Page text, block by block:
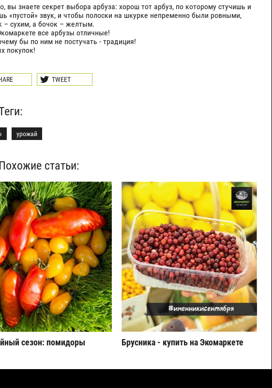
вы знаете секрет выбора арбуза: хорош тот арбуз, по которому стучишь и
«пустой» звук, и чтобы полоски на шкурке непременно были ровными,
– сухим, а бочок – желтым.
все арбузы отличные!
бы по ним не постучать - традиция!
покупок!
урожай
Похожие статьи:
сезон: помидоры Брусника - купить на Экомаркете